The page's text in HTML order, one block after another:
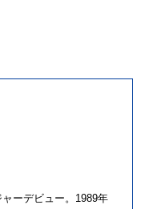
ーデビュー。1989年